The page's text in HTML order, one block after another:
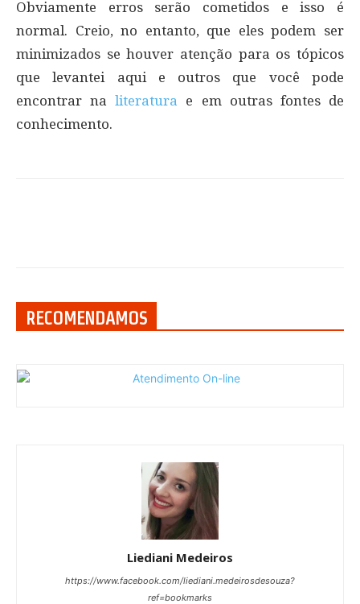
Obviamente erros serão cometidos e isso é
normal. Creio, no entanto, que eles podem ser
minimizados se houver atenção para os tópicos
que levantei aqui e outros que você pode
encontrar naliteratura
e em outras fontes de
conhecimento.
RECOMENDAMOS
Liediani Medeiros
https://www.facebook.com/liediani.medeirosdesouza?
ref=bookmarks